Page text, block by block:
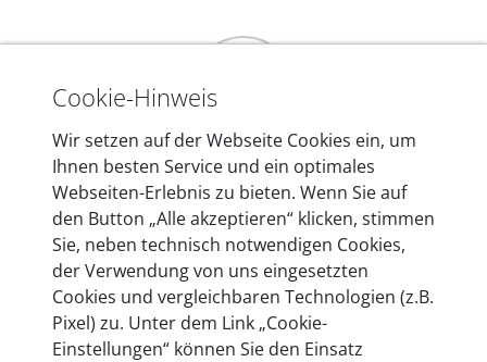
Mehr als 10 Jahre Erfahrung
In den Kfz-Diagnosegeräten von autoaid stecken
mehr als 10 Jahre Erfahrung, und auch in Zukunft
entwickeln wir unsere Produkte am Standort in
Berlin laufend weiter. Auf diese Qualität vertrauen
heute mehr als 60.000 Privatkunden und
Unternehmen.
Cookie-Hinweis
Wir setzen auf der Webseite Cookies ein, um
Ihnen besten Service und ein optimales
Webseiten-Erlebnis zu bieten. Wenn Sie auf
den Button „Alle akzeptieren“ klicken, stimmen
Sie, neben technisch notwendigen Cookies,
der Verwendung von uns eingesetzten
Cookies und vergleichbaren Technologien (z.B.
Pixel) zu. Unter dem Link „Cookie-
Einstellungen“ können Sie den Einsatz